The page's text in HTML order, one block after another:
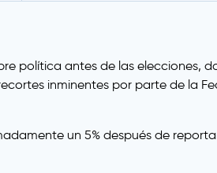
política antes de las elecciones,
inminentes por parte de la
un 5% después de